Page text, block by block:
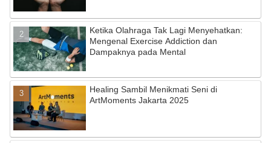
n
elKetika Olahraga Tak Lagi Menyehatkan:
Mengenal Exercise Addiction dan
Dampaknya pada Mental
Healing Sambil Menikmati Seni di
ArtMoments Jakarta 2025